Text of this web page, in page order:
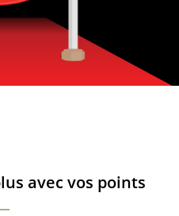
avec vos points